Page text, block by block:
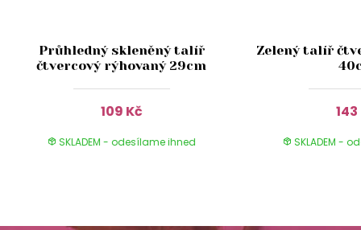
Průhledný skleněný talíř
čtvercový rýhovaný 29cm
109 Kč
SKLADEM - odesílame ihned
Zelený talíř
SKLADEM -